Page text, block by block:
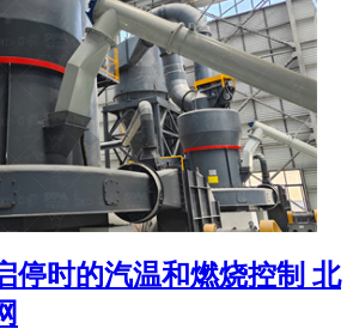
停时的汽温和燃烧控制 北